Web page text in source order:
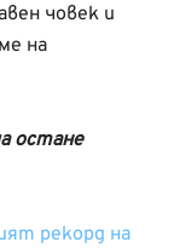
човек и
на
остане
рекорд на